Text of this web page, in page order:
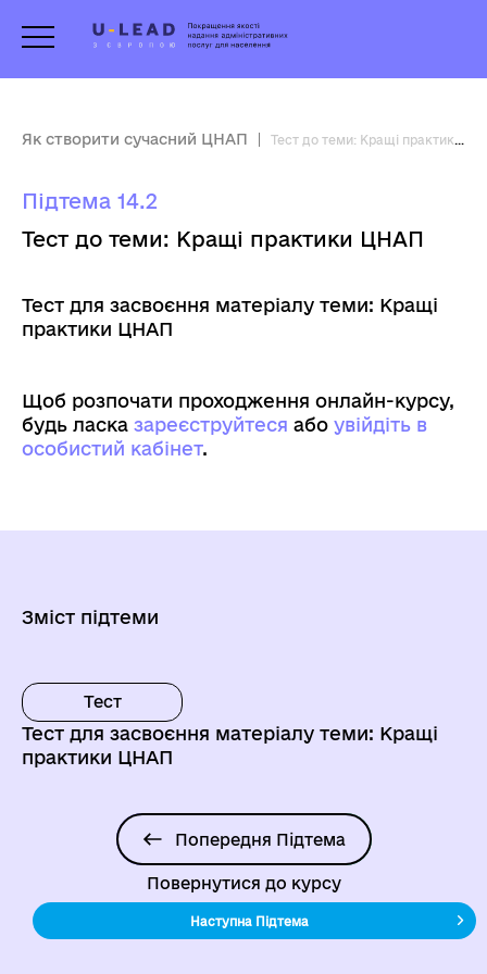
Як створити сучасний ЦНАП Тест до теми: Кращі практики ЦНАП
Підтема 14.2
Тест до теми: Кращі практики ЦНАП
Тест для засвоєння матеріалу теми: Кращі
практики ЦНАП
Щоб розпочати проходження онлайн-курсу,
будь ласка зареєструйтеся aбо увійдіть в
особистий кабінет.
Зміст підтеми
Тест
Тест для засвоєння матеріалу теми: Кращі
практики ЦНАП
Попередня Підтема
Повернутися до курсу
Наступна Підтема